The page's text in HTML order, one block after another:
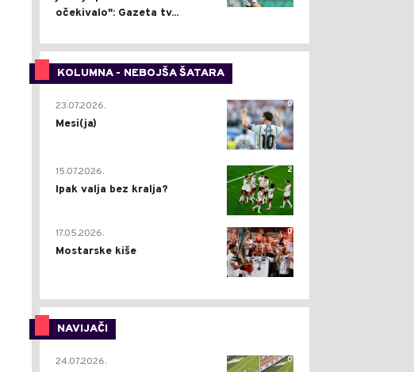
očekivalo": Gazeta tv...
KOLUMNA - NEBOJŠA ŠATARA
0
23.07.2026.
Mesi(ja)
2
15.07.2026.
Ipak valja bez kralja?
0
17.05.2026.
Mostarske kiše
NAVIJAČI
0
24.07.2026.